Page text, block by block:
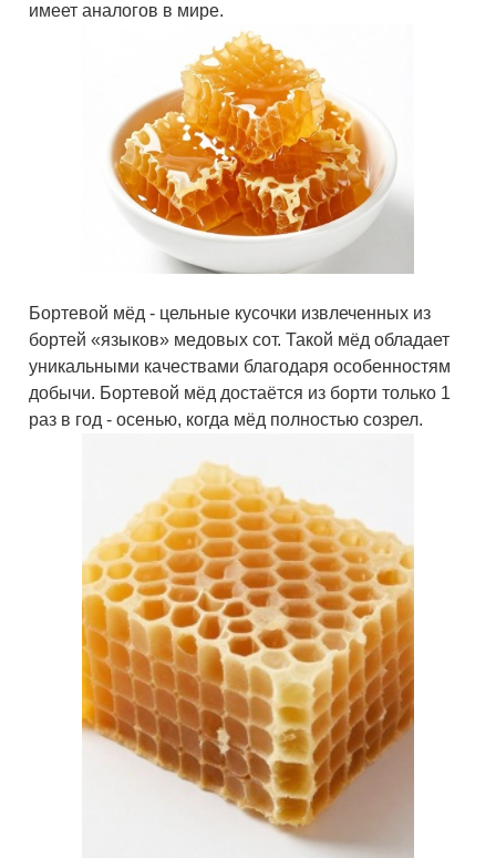
имеет аналогов в мире.
Бортевой мёд - цельные кусочки извлеченных из
бортей «языков» медовых сот. Такой мёд обладает
уникальными качествами благодаря особенностям
добычи. Бортевой мёд достаётся из борти только 1
раз в год - осенью, когда мёд полностью созрел.